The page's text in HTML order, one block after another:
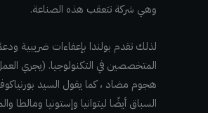
وهي شركة تتعقب هذه الصناعة.
لذلك تقدم بولندا بإعفاءات ضريبية
المتخصصين في التكنولوجيا. (يجري
هجوم مضاد ، كما يقول السيد
السباق أيضًا ليتوانيا وإستونيا ومالطا